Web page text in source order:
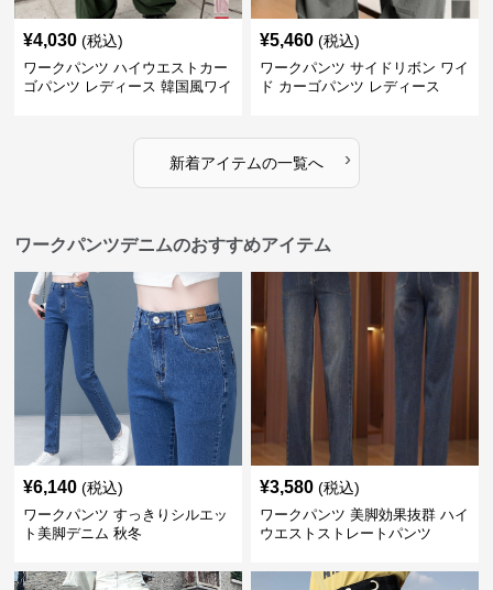
¥4,030 (税込)
ワークパンツ ハイウエストカー
ゴパンツ レディース 韓国風ワイ
¥5,460 (税込)
ワークパンツ サイドリボン ワイ
ド カーゴパンツ レディース
新着アイテムの一覧へ ›
ワークパンツデニムのおすすめアイテム
¥6,140 (税込)
ワークパンツ すっきりシルエッ
ト美脚デニム 秋冬
¥3,580 (税込)
ワークパンツ 美脚効果抜群 ハイ
ウエストストレートパンツ